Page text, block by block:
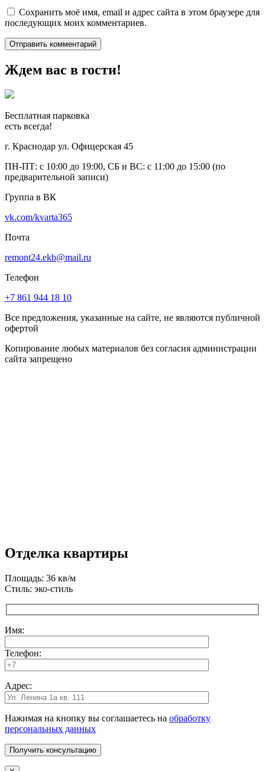
Сохранить моё имя, email и адрес сайта в этом браузере для
последующих моих комментариев.
Ждем вас в гости!
Бесплатная парковка
есть всегда!
г. Краснодар ул. Офицерская 45
ПН-ПТ: с 10:00 до 19:00, СБ и ВС: с 11:00 до 15:00 (по
предварительной записи)
Группа в ВК
vk.com/kvarta365
Почта
remont24.ekb@mail.ru
Телефон
+7 861 944 18 10
Все предложения, указанные на сайте, не являются публичной
офертой
Копирование любых материалов без согласия администрации
сайта запрещено
Отделка квартиры
Площадь: 36 кв/м
Стиль: эко-стиль
Имя:
Телефон:
Адрес:
Нажимая на кнопку вы соглашаетесь на обработку
персональных данных